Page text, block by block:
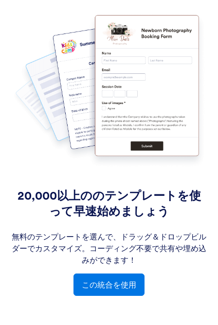
20,000以上ののテンプレートを使
って早速始めましょう
無料のテンプレートを選んで、ドラッグ＆ドロップビル
ダーでカスタマイズ。コーディング不要で共有や埋め込
みができます！
この統合を使用